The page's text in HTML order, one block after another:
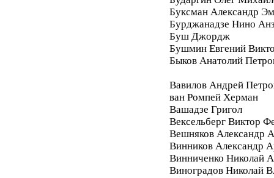
Буксман Александр
Бурджанадзе Нино
Буш Джордж
Бушмин Евгений
Быков Анатолий
Вавилов Андрей
ван Ромпей Херман
Вашадзе Григол
Вексельберг Виктор
Вешняков Александр
Винников Александр
Винниченко Николай
Виноградов Николай